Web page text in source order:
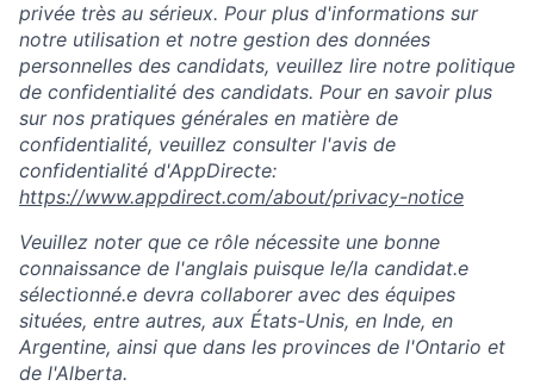
privée très au sérieux. Pour plus d'informations sur
notre utilisation et notre gestion des données
personnelles des candidats, veuillez lire notre politique
de confidentialité des candidats. Pour en savoir plus
sur nos pratiques générales en matière de
confidentialité, veuillez consulter l'avis de
confidentialité d'AppDirecte:
https://www.appdirect.com/about/privacy-notice
Veuillez noter que ce rôle nécessite une bonne
connaissance de l'anglais puisque le/la candidat.e
sélectionné.e devra collaborer avec des équipes
situées, entre autres, aux États-Unis, en Inde, en
Argentine, ainsi que dans les provinces de l'Ontario et
de l'Alberta.